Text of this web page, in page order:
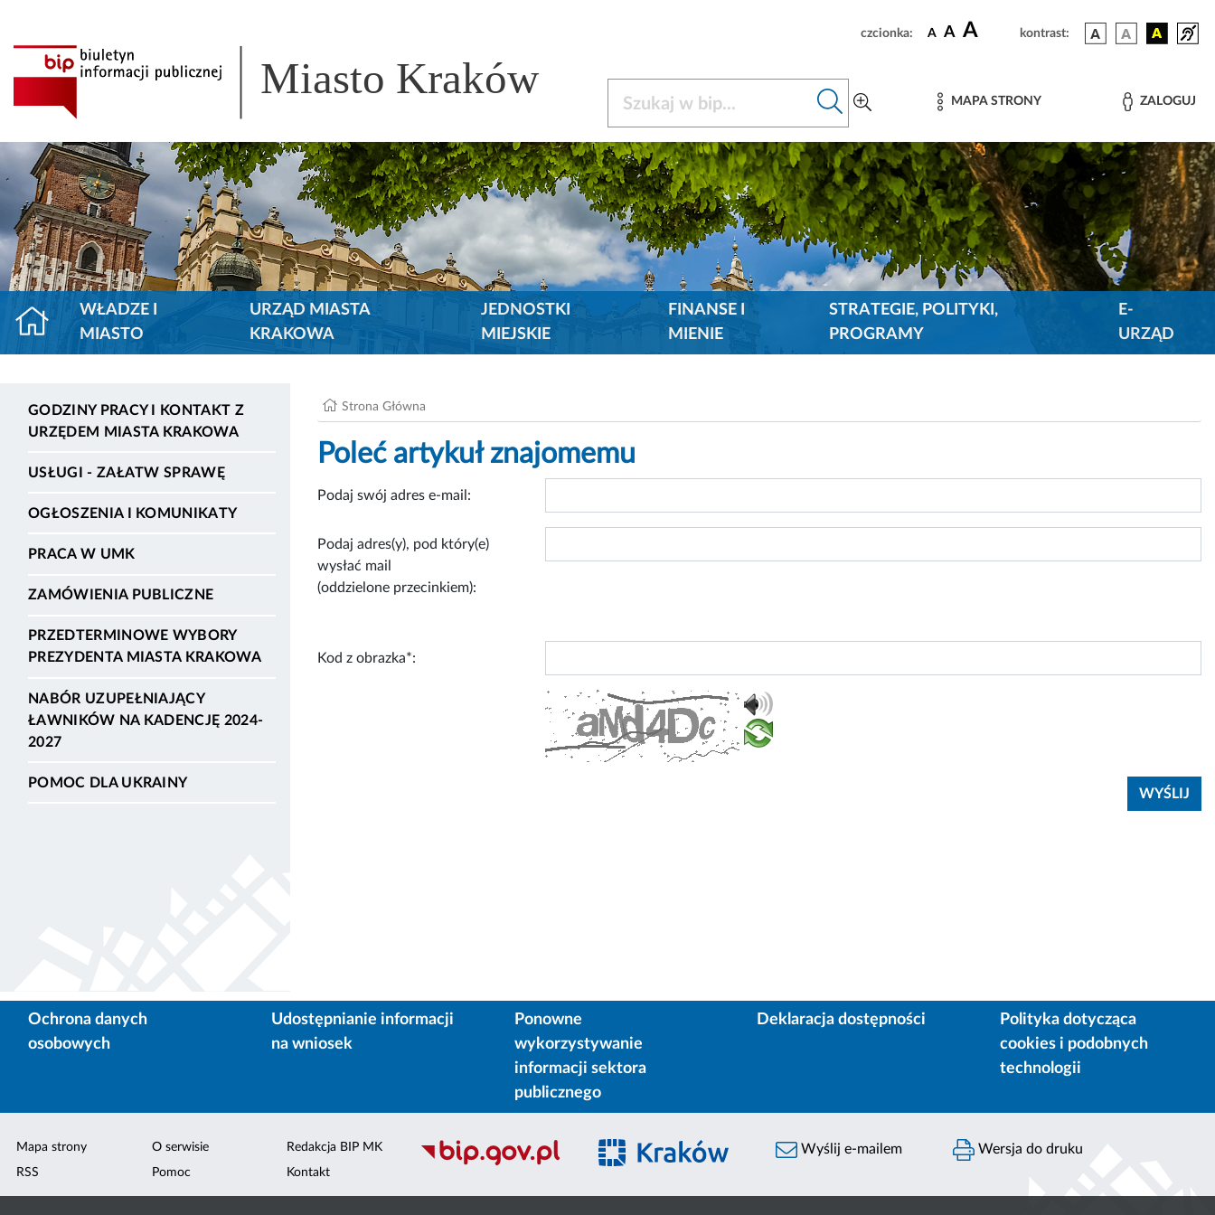
czcionka: A A A kontrast:
Miasto Kraków MAPA STRONY ZALOGUJ
WŁADZE I
MIASTO
URZĄD MIASTA
KRAKOWA
JEDNOSTKI
MIEJSKIE
FINANSE I
MIENIE
STRATEGIE, POLITYKI,
PROGRAMY
E-
URZĄD
GODZINY PRACY I KONTAKT Z
URZĘDEM MIASTA KRAKOWA
USŁUGI - ZAŁATW SPRAWĘ
OGŁOSZENIA I KOMUNIKATY
PRACA W UMK
ZAMÓWIENIA PUBLICZNE
PRZEDTERMINOWE WYBORY
PREZYDENTA MIASTA KRAKOWA
NABÓR UZUPEŁNIAJĄCY
ŁAWNIKÓW NA KADENCJĘ 2024-
2027
POMOC DLA UKRAINY
Strona Główna
Poleć artykuł znajomemu
Podaj swój adres e-mail:
Podaj adres(y), pod który(e)
wysłać mail
(oddzielone przecinkiem):
Kod z obrazka*:
Ochrona danych
osobowych
Udostępnianie informacji
na wniosek
Ponowne
wykorzystywanie
informacji sektora
publicznego
Deklaracja dostępności
Polityka dotycząca
cookies i podobnych
technologii
Mapa strony
RSS
O serwisie
Pomoc
Redakcja BIP MK
Kontakt
Wyślij e-mailem Wersja do druku